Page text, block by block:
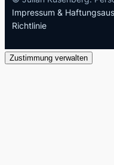
Impressum &
Richtlinie
Zustimmung verwalten